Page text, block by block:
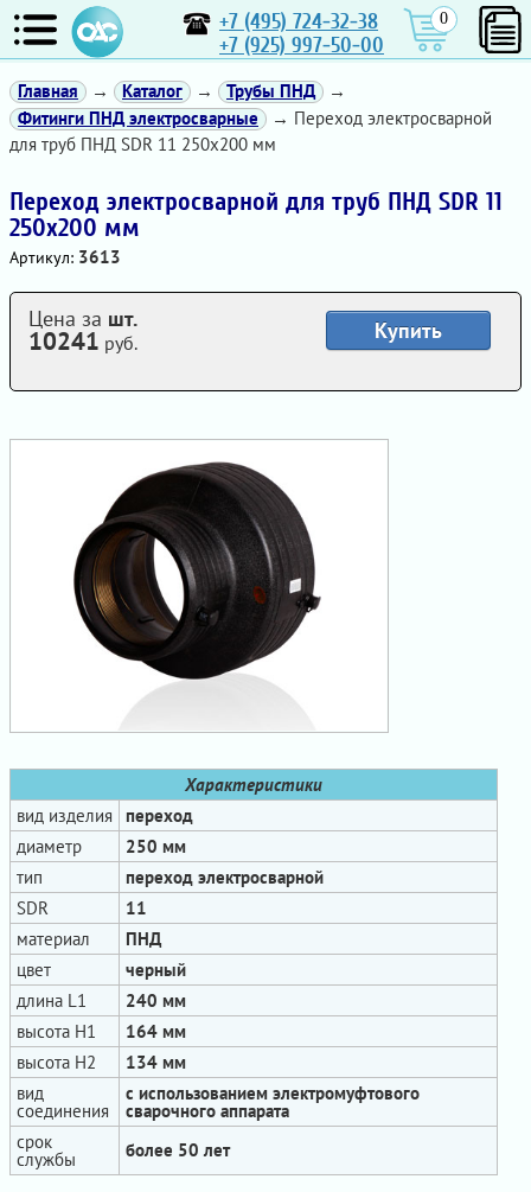
+7 (495) 724-32-38
+7 (925) 997-50-00
0
Главная → Каталог → Трубы ПНД
→
Фитинги ПНД электросварные
→ Переход электросварной
для труб ПНД SDR 11 250х200 мм
Переход электросварной для труб ПНД SDR 11
250х200 мм
Артикул: 3613
Характеристики
вид изделия
переход
диаметр
250 мм
тип
переход электросварной
SDR
11
материал
ПНД
цвет
черный
длина L1
240 мм
высота H1
164 мм
высота H2
134 мм
вид
соединения
с использованием электромуфтового
сварочного аппарата
срок
службы более 50 лет
Купить
Цена за шт.
10241 руб.